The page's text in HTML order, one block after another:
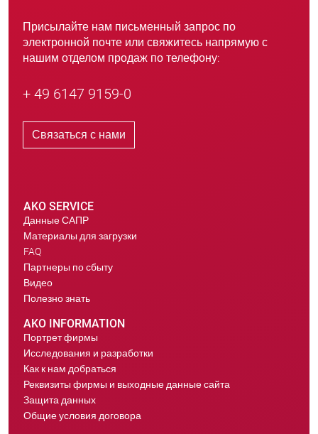
Присылайте нам письменный запрос по
электронной почте или свяжитесь напрямую с
нашим отделом продаж по телефону:
+ 49 6147 9159-0
Связаться с нами
AKO SERVICE
Данные САПР
Материалы для загрузки
FAQ
Партнеры по сбыту
Видео
Полезно знать
AKO INFORMATION
Портрет фирмы
Исследования и разработки
Как к нам добраться
Реквизиты фирмы и выходные данные сайта
Защита данных
Общие условия договора